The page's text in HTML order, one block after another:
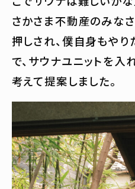
さかさま不動産のみな
押しされ、僕自身もや
で、サウナユニットを入
考えて提案しました。